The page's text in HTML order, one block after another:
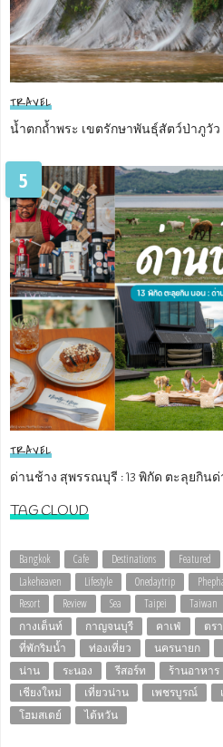
TRAVEL
น้ำตกถ้ำพระ เขตรักษาพันธุ์สัตว์ป่าภูวัว
5
TRAVEL
ด่านช้าง สุพรรณบุรี : 13 พิกัด ตะลุยกิน
TAG CLOUD
Bangkok Cafe Destinations Featured
Lakeheaven
Lifestyle Onedaytrip
Resort
Review Sea Taipei Taiwan
กางเต็นท์
กาญจนบุรี คาเฟ่ ตร
ที่พักริมน้ำ
ท่องเที่ยว นครนายก
น่าน
ระนอง รีสอร์ท ร้านอาหาร
เชียงใหม่
เที่ยวน่าน เพชรบูรณ์
โฮมสเตย์
ไต้หวัน